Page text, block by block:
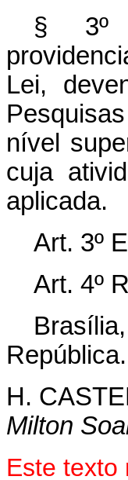
§ 3º
Lei,
nível
cuja
aplicada.
Art. 3º
Art. 4º
República.
H.
Milton
Este texto